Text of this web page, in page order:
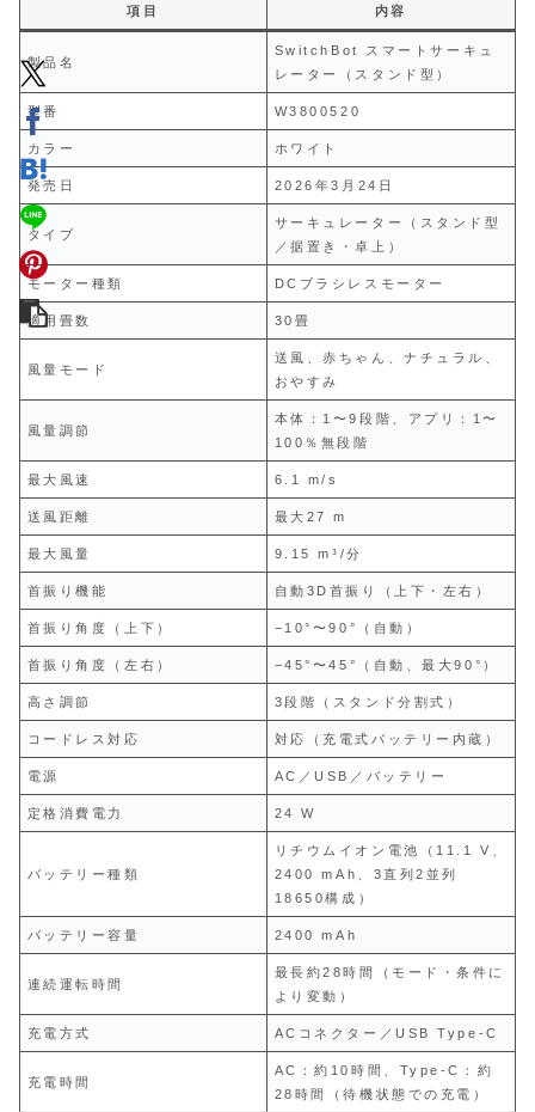
項目 内容
製品名
SwitchBot スマートサーキュ
レーター（スタンド型）
型番 W3800520
カラー ホワイト
発売日 2026年3月24日
タイプ
サーキュレーター（スタンド型
／据置き・卓上）
モーター種類 DCブラシレスモーター
適用畳数 30畳
風量モード
送風、赤ちゃん、ナチュラル、
おやすみ
風量調節
本体：1〜9段階、アプリ：1〜
100％無段階
最大風速 6.1 m/s
送風距離 最大27 m
最大風量 9.15 m³/分
首振り機能 自動3D首振り（上下・左右）
首振り角度（上下） −10°〜90°（自動）
首振り角度（左右） −45°〜45°（自動、最大90°）
高さ調節 3段階（スタンド分割式）
コードレス対応 対応（充電式バッテリー内蔵）
電源 AC／USB／バッテリー
定格消費電力 24 W
バッテリー種類
リチウムイオン電池（11.1 V、
2400 mAh、3直列2並列
18650構成）
バッテリー容量 2400 mAh
連続運転時間
最長約28時間（モード・条件に
より変動）
充電方式 ACコネクター／USB Type-C
充電時間
AC：約10時間、Type-C：約
28時間（待機状態での充電）